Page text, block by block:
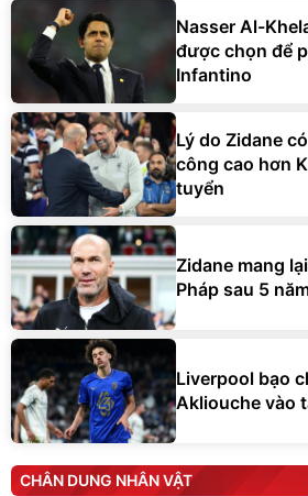
Nasser Al-
được chọn để
Infantino
Lý do Zidane
công cao hơn
tuyển
Zidane mang
Pháp sau 5
Liverpool bạo
Akliouche vào
CHÂN DUNG NHÂN VẬT